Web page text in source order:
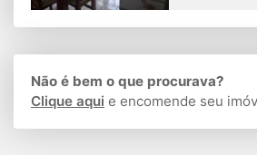
Não é bem o que procurava?
Clique aqui e encomende seu